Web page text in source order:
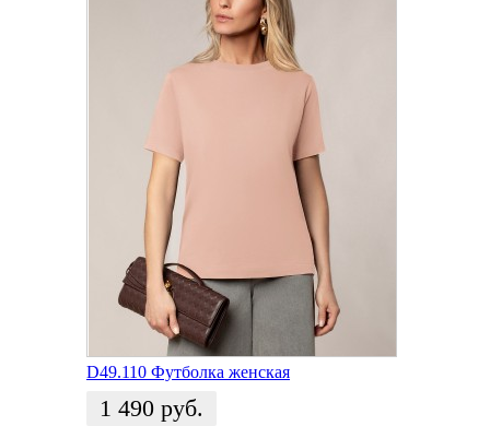
D49.110 Футболка женская
1 490 руб.